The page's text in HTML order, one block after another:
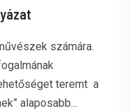
számára.
teremt a
alaposabb...